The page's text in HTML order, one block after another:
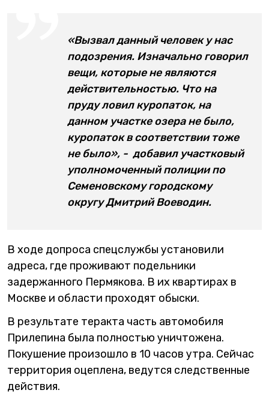
«Вызвал данный человек у нас
подозрения. Изначально говорил
вещи, которые не являются
действительностью. Что на
пруду ловил куропаток, на
данном участке озера не было,
куропаток в соответствии тоже
не было», - добавил участковый
уполномоченный полиции по
Семеновскому городскому
округу Дмитрий Воеводин.
В ходе допроса спецслужбы установили
адреса, где проживают подельники
задержанного Пермякова. В их квартирах в
Москве и области проходят обыски.
В результате теракта часть автомобиля
Прилепина была полностью уничтожена.
Покушение произошло в 10 часов утра. Сейчас
территория оцеплена, ведутся следственные
действия.